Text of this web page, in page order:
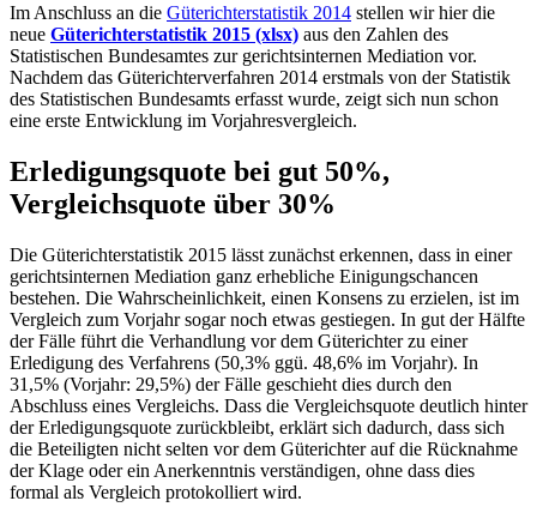
Im Anschluss an die Güterichterstatistik 2014 stellen wir hier die
neue Güterichterstatistik 2015 (xlsx) aus den Zahlen des
Statistischen Bundesamtes zur gerichtsinternen Mediation vor.
Nachdem das Güterichterverfahren 2014 erstmals von der Statistik
des Statistischen Bundesamts erfasst wurde, zeigt sich nun schon
eine erste Entwicklung im Vorjahresvergleich.
Erledigungsquote bei gut 50%,
Vergleichsquote über 30%
Die Güterichterstatistik 2015 lässt zunächst erkennen, dass in einer
gerichtsinternen Mediation ganz erhebliche Einigungschancen
bestehen. Die Wahrscheinlichkeit, einen Konsens zu erzielen, ist im
Vergleich zum Vorjahr sogar noch etwas gestiegen. In gut der Hälfte
der Fälle führt die Verhandlung vor dem Güterichter zu einer
Erledigung des Verfahrens (50,3% ggü. 48,6% im Vorjahr). In
31,5% (Vorjahr: 29,5%) der Fälle geschieht dies durch den
Abschluss eines Vergleichs. Dass die Vergleichsquote deutlich hinter
der Erledigungsquote zurückbleibt, erklärt sich dadurch, dass sich
die Beteiligten nicht selten vor dem Güterichter auf die Rücknahme
der Klage oder ein Anerkenntnis verständigen, ohne dass dies
formal als Vergleich protokolliert wird.